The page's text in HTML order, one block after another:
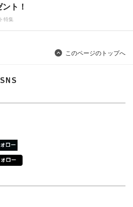
ト！
特集
このページのトップへ